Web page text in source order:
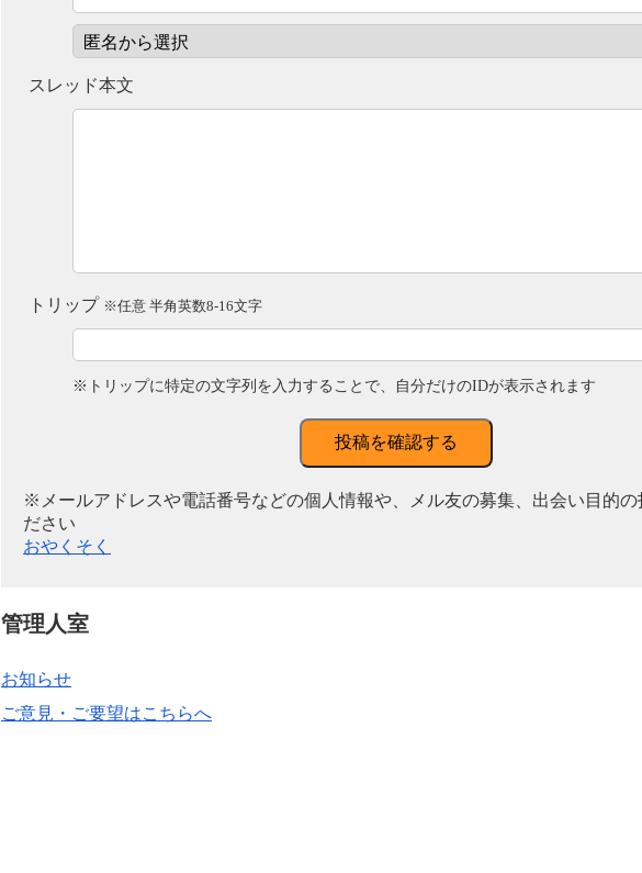
スレッド本文
トリップ ※任意 半角英数8-16文字
※トリップに特定の文字列を入力することで、自分だけのIDが表示されます
投稿を確認する
※メールアドレスや電話番号などの個人情報や、メル友の募集、出会い目的の
ださい
おやくそく
管理人室
お知らせ
ご意見・ご要望はこちらへ